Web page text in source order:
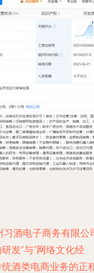
酒电子商务有限公
发”与“网络文化经
酒类电商业务的正